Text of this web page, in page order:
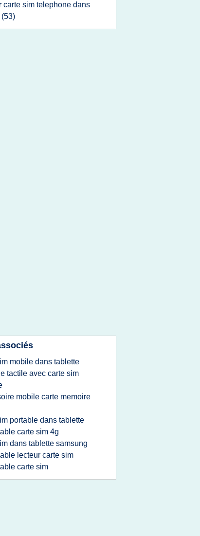
carte sim telephone dans
(53)
mobile dans tablette
tactile avec carte sim
mobile carte memoire
portable dans tablette
carte sim 4g
dans tablette samsung
lecteur carte sim
carte sim